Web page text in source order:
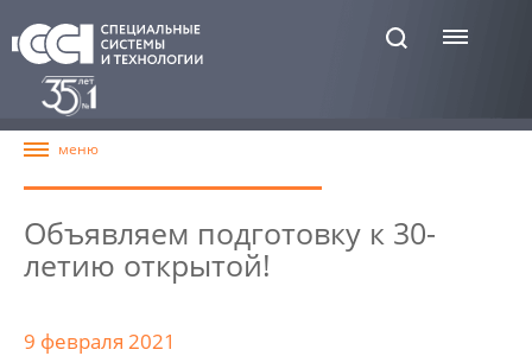
Объявляем подготовку к 30-
летию открытой!
9 февраля 2021